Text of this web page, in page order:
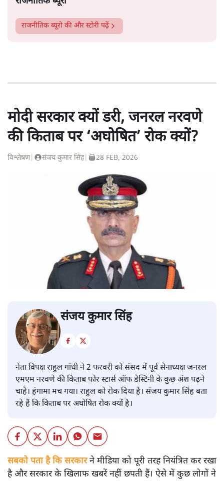
राजनीतिक ब्यूरो की और स्टोरी पढ़ें
मोदी सरकार क्यों डरी, जनरल नरवणे
की किताब पर ‘अघोषित’ रोक क्यों?
विश्लेषण| संजय कुमार सिंह| 28 FEB, 2026
संजय कुमार सिंह
नेता विपक्ष राहुल गांधी ने 2 फरवरी को संसद में पूर्व सेनाध्यक्ष जनरल
एमएम नरवणे की किताब फोर स्टार्स ऑफ डेस्टिनी के कुछ अंश पढ़ने
चाहे। हंगामा मच गया। राहुल को रोक दिया है। संजय कुमार सिंह बता
रहे हैं कि किताब पर अघोषित रोक क्यों है।
सबको पता है कि सरकारने मीडिया को पूरी तरह नियंत्रित कर रखा
है और सरकार के खिलाफ खबरें नहीं छपती हैं। ऐसे में कुछ लोगों ने